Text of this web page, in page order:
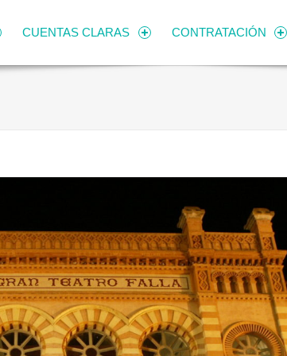
CUENTAS CLARAS CONTRATACIÓN